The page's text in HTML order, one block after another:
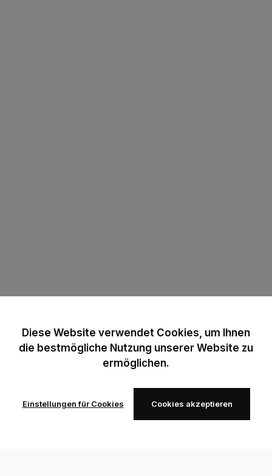
Diese Website verwendet Cookies, um Ihnen
die bestmögliche Nutzung unserer Website zu
ermöglichen.
Einstellungen für Cookies Cookies akzeptieren